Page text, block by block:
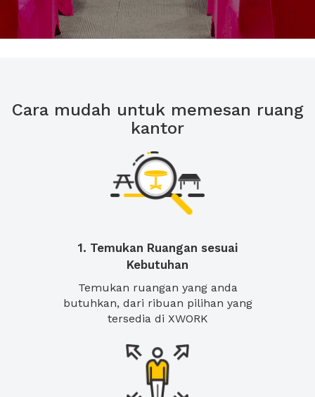
Cara mudah untuk memesan ruang
kantor
1. Temukan Ruangan sesuai
Kebutuhan
Temukan ruangan yang anda
butuhkan, dari ribuan pilihan yang
tersedia di XWORK